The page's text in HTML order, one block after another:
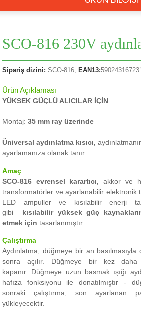
SCO-816 230V
Sipariş dizini: SCO-816, EAN13:
Ürün Açıklaması
YÜKSEK GÜÇLÜ ALICILAR İÇİN
Montaj: 35 mm ray üzerinde
Üniversal aydınlatma kısıcı,
ayarlamanıza olanak tanır.
Amaç
SCO-816 evrensel karartıcı, akkor ve
transformatörler ve ayarlanabilir elektronik
LED ampuller ve kısılabilir enerji
gibi
kısılabilir yüksek güç
etmek için tasarlanmıştır
Çalıştırma
Aydınlatma, düğmeye bir an basılmasıyla
sonra açılır. Düğmeye bir kez daha
kapanır. Düğmeye uzun basmak ışığı
hafıza fonksiyonu ile donatılmıştır -
sonraki çalıştırma, son ayarlanan
yükleyecektir.